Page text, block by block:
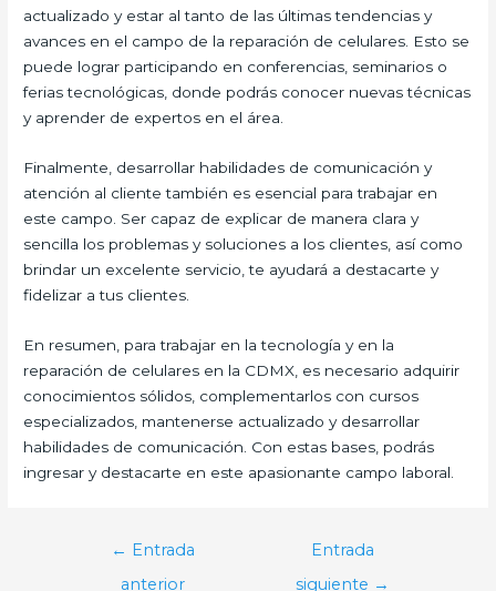
actualizado y estar al tanto de las últimas tendencias y
avances en el campo de la reparación de celulares. Esto se
puede lograr participando en conferencias, seminarios o
ferias tecnológicas, donde podrás conocer nuevas técnicas
y aprender de expertos en el área.
Finalmente, desarrollar habilidades de comunicación y
atención al cliente también es esencial para trabajar en
este campo. Ser capaz de explicar de manera clara y
sencilla los problemas y soluciones a los clientes, así como
brindar un excelente servicio, te ayudará a destacarte y
fidelizar a tus clientes.
En resumen, para trabajar en la tecnología y en la
reparación de celulares en la CDMX, es necesario adquirir
conocimientos sólidos, complementarlos con cursos
especializados, mantenerse actualizado y desarrollar
habilidades de comunicación. Con estas bases, podrás
ingresar y destacarte en este apasionante campo laboral.
Navegación
← Entrada
anterior
Entrada
siguiente →